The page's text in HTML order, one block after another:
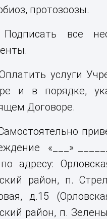
протозоозы.
Подписать все
услуги
и в порядке,
Договоре.
«___»
по адресу:
район, п.
д.15
район, п.